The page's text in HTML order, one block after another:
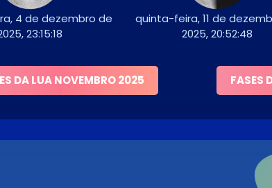
4 de dezembro de
23:15:18
quinta-feira, 11 de
2025, 20:52:48
DA LUA NOVEMBRO 2025 FASES